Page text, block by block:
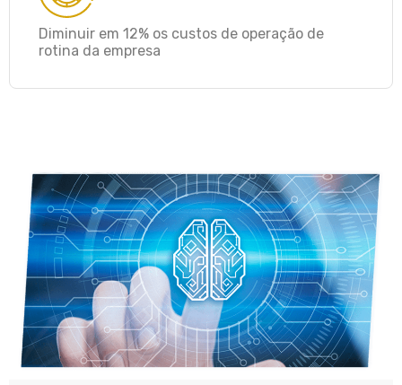
Diminuir em 12% os custos de operação de
rotina da empresa